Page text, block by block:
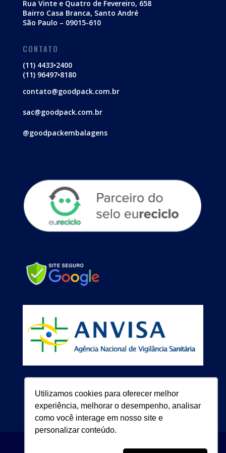
Utilizamos cookies para oferecer melhor
experiência, melhorar o desempenho, analisar
como você interage em nosso site e
personalizar conteúdo.
Rua Vinte e Quatro de Fevereiro, 658
Bairro Casa Branca, Santo André
São Paulo – 09015-610
CONTATO
(11) 4433•2400
(11) 96497•8180
contato@goodpack.com.br
sac@goodpack.com.br
@goodpackembalagens